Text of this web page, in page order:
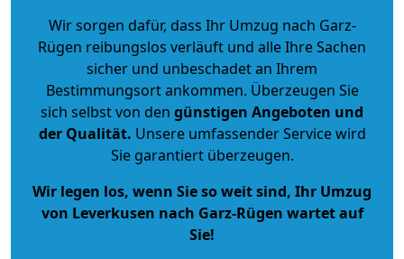
Wir sorgen dafür, dass Ihr Umzug nach Garz-
Rügen reibungslos verläuft und alle Ihre Sachen
sicher und unbeschadet an Ihrem
Bestimmungsort ankommen. Überzeugen Sie
sich selbst von den günstigen Angeboten und
der Qualität. Unsere umfassender Service wird
Sie garantiert überzeugen.
Wir legen los, wenn Sie so weit sind, Ihr Umzug
von Leverkusen nach Garz-Rügen wartet auf
Sie!